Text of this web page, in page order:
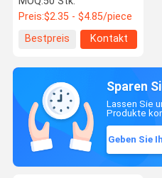
Decken-Antihohe
temperatur 100%
Preis:$2.35 - $4.85/piece
Bestpreis
Kontakt
Sparen
Lassen Sie
Produkte
Geben Sie